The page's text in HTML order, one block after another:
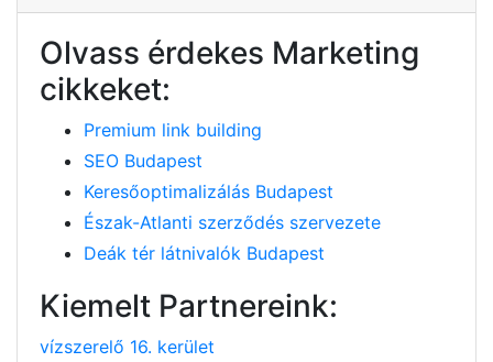
Olvass érdekes Marketing
cikkeket:
Premium link building
SEO Budapest
Keresőoptimalizálás Budapest
Észak-Atlanti szerződés szervezete
Deák tér látnivalók Budapest
Kiemelt Partnereink:
vízszerelő 16. kerület